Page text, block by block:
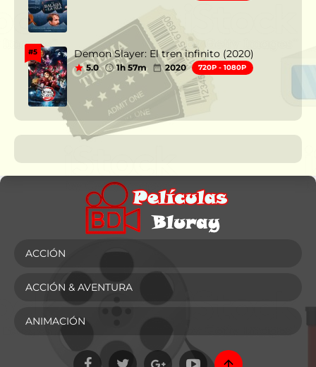
#5 Demon Slayer: El tren infinito (2020)
5.0 1h 57m 2020 720P - 1080P
ACCIÓN
ACCIÓN & AVENTURA
ANIMACIÓN